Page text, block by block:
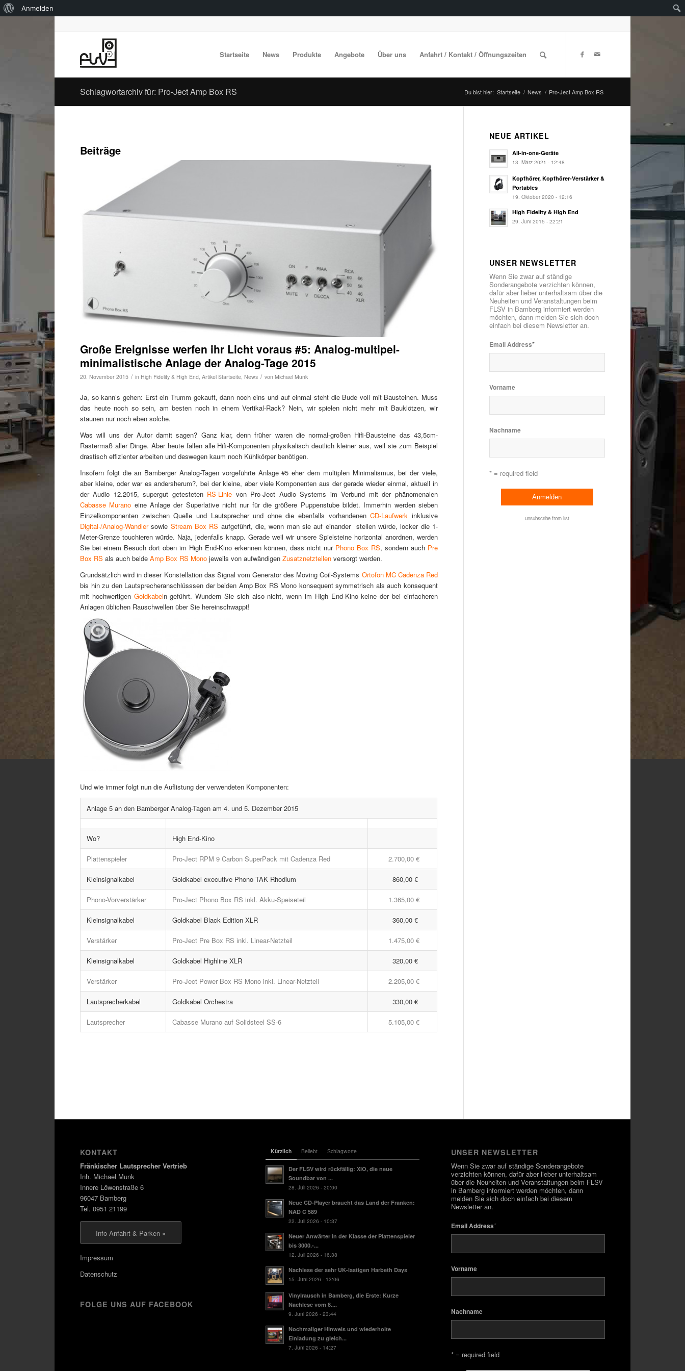
Über
Anmelden
Startseite News Produkte Angebote Über uns Anfahrt / Kontakt / Öffnungszeiten
Schlagwortarchiv für: Pro-Ject Amp Box RS Du bist hier: Startseite / News / Pro-Ject Amp Box RS
Beiträge
Große Ereignisse werfen ihr Licht voraus #5: Analog-multipel-
minimalistische Anlage der Analog-Tage 2015
20. November 2015 / in High Fidelity & High End Artikel Startseite News / von Michael Munk
Ja, so kann’s gehen: Erst ein Trumm gekauft, dann noch eins und auf einmal steht die Bude voll mit Bausteinen. Muss
das heute noch so sein, am besten noch in einem Vertikal-Rack? Nein, wir spielen nicht mehr mit Bauklötzen, wir
staunen nur noch eben solche.
Was will uns der Autor damit sagen? Ganz klar, denn früher waren die normal-großen Hifi-Bausteine das 43,5cm-
Rastermaß aller Dinge. Aber heute fallen alle Hifi-Komponenten physikalisch deutlich kleiner aus, weil sie zum Beispiel
drastisch effizienter arbeiten und deswegen kaum noch Kühlkörper benötigen.
Insofern folgt die an Bamberger Analog-Tagen vorgeführte Anlage #5 eher dem multiplen Minimalismus, bei der viele,
aber kleine, oder war es andersherum?, bei der kleine, aber viele Komponenten aus der gerade wieder einmal, aktuell in
der Audio 12.2015, supergut getesteten RS-Linie von Pro-Ject Audio Systems im Verbund mit der phänomenalen
Cabasse Murano eine Anlage der Superlative nicht nur für die größere Puppenstube bildet. Immerhin werden sieben
Einzelkomponenten zwischen Quelle und Lautsprecher und ohne die ebenfalls vorhandenenCD-Laufwerk inklusive
Digital-/Analog-Wandlersowie Stream Box RS aufgeführt, die, wenn man sie auf einander stellen würde, locker die 1-
Meter-Grenze touchieren würde. Naja, jedenfalls knapp. Gerade weil wir unsere Spielsteine horizontal anordnen, werden
Sie bei einem Besuch dort oben im High End-Kino erkennen können, dass nicht nur Phono Box RS, sondern auch Pre
Box RS als auch beide Amp Box RS Mono jeweils von aufwändigen Zusatznetzteilen versorgt werden.
Grundsätzlich wird in dieser Konstellation das Signal vom Generator des Moving Coil-Systems Ortofon MC Cadenza Red
bis hin zu den Lautsprecheranschlüsssen der beiden Amp Box RS Mono konsequent symmetrisch als auch konsequent
mit hochwertigen Goldkabeln geführt. Wundern Sie sich also nicht, wenn im High End-Kino keine der bei einfacheren
Anlagen üblichen Rauschwellen über Sie hereinschwappt!
Und wie immer folgt nun die Auflistung der verwendeten Komponenten:
Anlage 5 an den Bamberger Analog-Tagen am 4. und 5. Dezember 2015
Wo? High End-Kino
Plattenspieler Pro-Ject RPM 9 Carbon SuperPack mit Cadenza Red 2.700,00 €
Kleinsignalkabel Goldkabel executive Phono TAK Rhodium 860,00 €
Phono-Vorverstärker Pro-Ject Phono Box RS inkl. Akku-Speiseteil 1.365,00 €
Kleinsignalkabel Goldkabel Black Edition XLR 360,00 €
Verstärker Pro-Ject Pre Box RS inkl. Linear-Netzteil 1.475,00 €
Kleinsignalkabel Goldkabel Highline XLR 320,00 €
Verstärker Pro-Ject Power Box RS Mono inkl. Linear-Netzteil 2.205,00 €
Lautsprecherkabel Goldkabel Orchestra 330,00 €
Lautsprecher Cabasse Murano auf Solidsteel SS-6 5.105,00 €
NEUE ARTIKEL
All-in-one-Geräte
13. März 2021 - 12:48
Kopfhörer, Kopfhörer-Verstärker &
Portables
19. Oktober 2020 - 12:16
High Fidelity & High End
29. Juni 2015 - 22:21
UNSER NEWSLETTER
Wenn Sie zwar auf ständige
Sonderangebote verzichten können,
dafür aber lieber unterhaltsam über die
Neuheiten und Veranstaltungen beim
FLSV in Bamberg informiert werden
möchten, dann melden Sie sich doch
einfach bei diesem Newsletter an.
Email Address*
Vorname
Nachname
* = required field
unsubscribe from list
KONTAKT
Fränkischer Lautsprecher Vertrieb
Inh. Michael Munk
Innere Löwenstraße 6
96047 Bamberg
Tel. 0951 21199
Info Anfahrt & Parken »
Impressum
Datenschutz
FOLGE UNS AUF FACEBOOK
Kürzlich Beliebt Schlagworte
Der FLSV wird rückfällig: XIO, die neue
Soundbar von ...
28. Juli 2026 - 20:00
Neue CD-Player braucht das Land der Franken:
NAD C 589
22. Juli 2026 - 10:37
Neuer Anwärter in der Klasse der Plattenspieler
bis 3000.-...
12. Juli 2026 - 16:38
Nachlese der sehr UK-lastigen Harbeth Days
15. Juni 2026 - 13:06
Vinylrausch in Bamberg, die Erste: Kurze
Nachlese vom 8....
9. Juni 2026 - 23:44
Nochmaliger Hinweis und wiederholte
Einladung zu gleich...
7. Juni 2026 - 14:27
UNSER NEWSLETTER
Wenn Sie zwar auf ständige Sonderangebote
verzichten können, dafür aber lieber unterhaltsam
über die Neuheiten und Veranstaltungen beim FLSV
in Bamberg informiert werden möchten, dann
melden Sie sich doch einfach bei diesem
Newsletter an.
Email Address*
Vorname
Nachname
* = required field